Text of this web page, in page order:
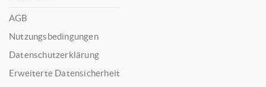
AGB
Nutzungsbedingungen
Datenschutzerklärung
Erweiterte Datensicherheit